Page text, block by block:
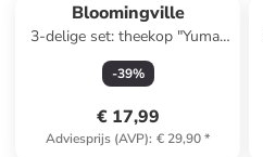
Bloomingville
3-delige set: theekop "Yuma"
beige/wit - 250 ml
-39%
€ 17,99
Adviesprijs (AVP): € 29,90*